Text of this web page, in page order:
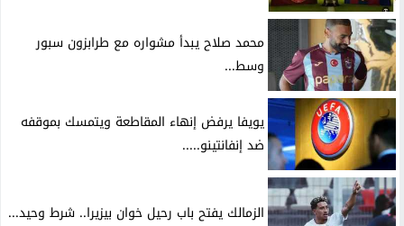
محمد صلاح يبدأ مشواره مع طرابزون سبور
وسط...
يويفا يرفض إنهاء المقاطعة ويتمسك بموقفه
ضد إنفانتينو.....
الزمالك يفتح باب رحيل خوان بيزيرا.. شرط وحيد...